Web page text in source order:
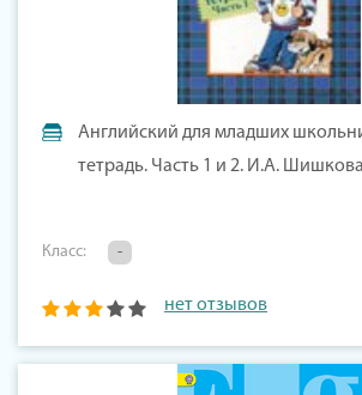
Английский для младших
тетрадь. Часть 1 и 2. И.А.
Класс: -
нет отзывов